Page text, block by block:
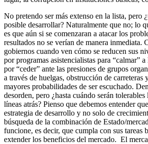
No pretendo ser más extenso en la lista, pero
posible desarrollar? Naturalmente que no; lo
es que aún si se comenzaran a atacar los
resultados no se verían de manera inmediata.
gobiernos cuando ven cómo se reducen sus
por programas asistencialistas para “calmar”
por “ceder” ante las presiones de grupos
a través de huelgas, obstrucción de carreteras
mayores probabilidades de ser escuchado.
desorden, pero ¿hasta cuándo serán
líneas atrás? Pienso que debemos entender
estrategia de desarrollo y no solo de
búsqueda de la combinación de Estado/
funcione, es decir, que cumpla con sus tareas
extender los beneficios del mercado. El